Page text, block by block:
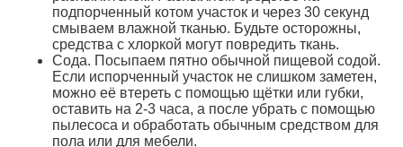
подпорченный котом участок и через 30 секунд
смываем влажной тканью. Будьте осторожны,
средства с хлоркой могут повредить ткань.
Сода. Посыпаем пятно обычной пищевой содой.
Если испорченный участок не слишком заметен,
можно её втереть с помощью щётки или губки,
оставить на 2-3 часа, а после убрать с помощью
пылесоса и обработать обычным средством для
пола или для мебели.